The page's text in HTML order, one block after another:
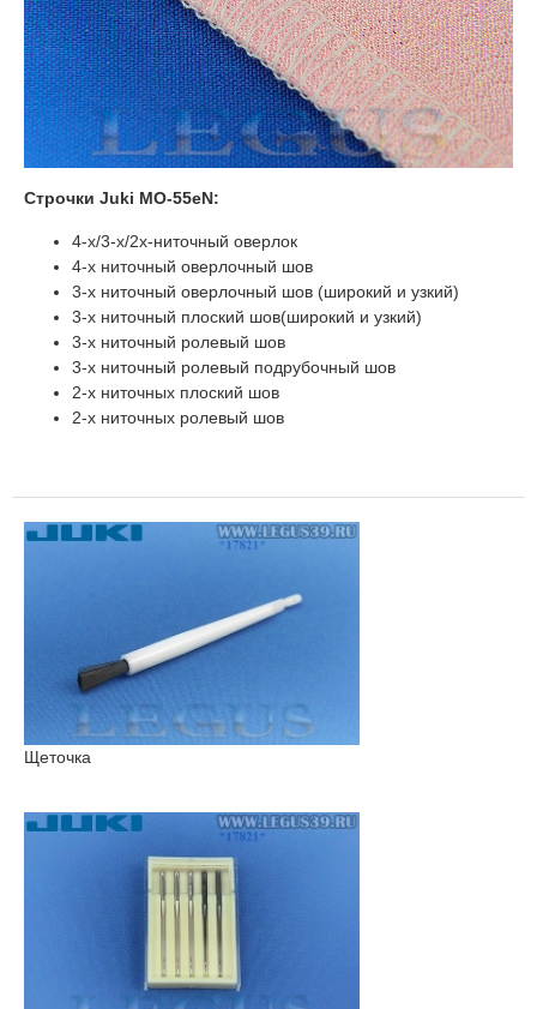
Строчки Juki МО-55еN:
4-х/3-х/2х-ниточный оверлок
4-х ниточный оверлочный шов
3-х ниточный оверлочный шов (широкий и узкий)
3-х ниточный плоский шов(широкий и узкий)
3-х ниточный ролевый шов
3-х ниточный ролевый подрубочный шов
2-х ниточных плоский шов
2-х ниточных ролевый шов
Щеточка